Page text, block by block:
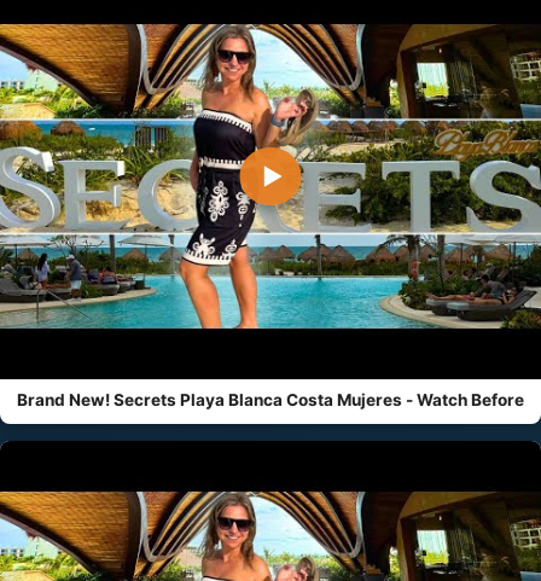
▶
Brand New! Secrets Playa Blanca Costa Mujeres - Watch Before